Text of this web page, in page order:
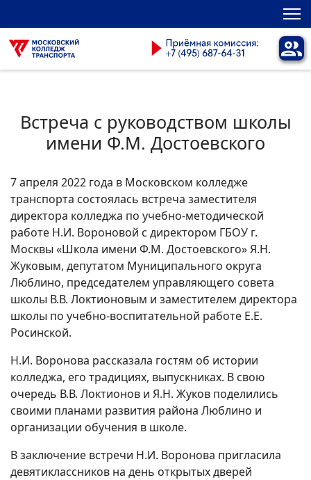
Встреча с руководством школы
имени Ф.М. Достоевского
7 апреля 2022 года в Московском колледже
транспорта состоялась встреча заместителя
директора колледжа по учебно-методической
работе Н.И. Вороновой с директором ГБОУ г.
Москвы «Школа имени Ф.М. Достоевского» Я.Н.
Жуковым, депутатом Муниципального округа
Люблино, председателем управляющего совета
школы В.В. Локтионовым и заместителем директора
школы по учебно-воспитательной работе Е.Е.
Росинской.
Н.И. Воронова рассказала гостям об истории
колледжа, его традициях, выпускниках. В свою
очередь В.В. Локтионов и Я.Н. Жуков поделились
своими планами развития района Люблино и
организации обучения в школе.
В заключение встречи Н.И. Воронова пригласила
девятиклассников на день открытых дверей